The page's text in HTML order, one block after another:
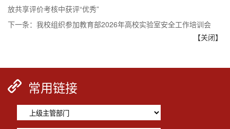
放共享评价考核中获评“优秀”
下一条： 我校组织参加教育部2026年高校实验室安全工作培训会
【关闭】
常用链接